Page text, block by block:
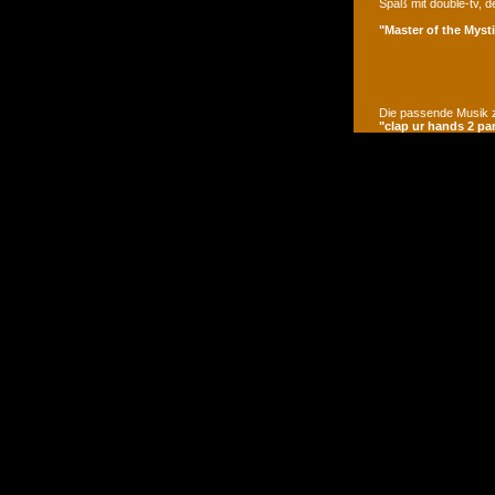
Spaß mit double-tv,
"Master of the
Die passende Musik
"clap ur hands 2